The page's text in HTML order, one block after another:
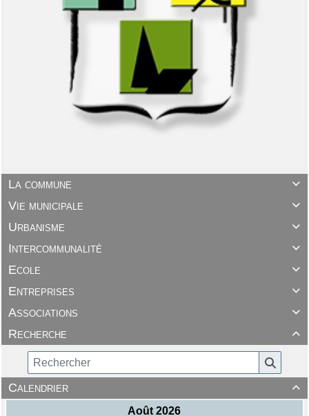

La commune

Vie municipale

Urbanisme

Intercommunalité

Ecole

Entreprises

Associations

Recherche

Calendrier